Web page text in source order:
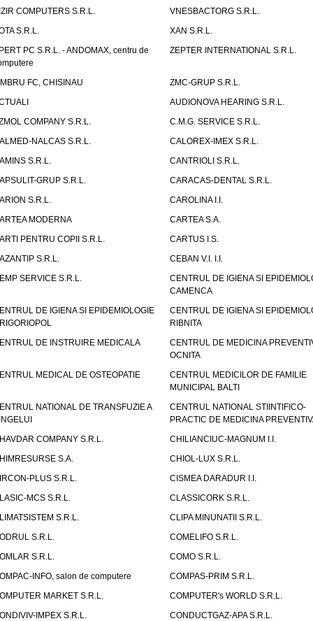
COMPUTERS S.R.L.
VNESBACTORG S.R.L.
S.R.L.
XAN S.R.L.
PC S.R.L. - ANDOMAX, centru de
ZEPTER INTERNATIONAL S.R.L.
FC, CHISINAU
ZMC-GRUP S.R.L.
AUDIONOVA HEARING S.R.L.
COMPANY S.R.L.
C.M.G. SERVICE S.R.L.
NALCAS S.R.L.
CALOREX-IMEX S.R.L.
S.R.L.
CANTRIOLI S.R.L.
GRUP S.R.L.
CARACAS-DENTAL S.R.L.
S.R.L.
CAROLINA I.I.
MODERNA
CARTEA S.A.
PENTRU COPII S.R.L.
CARTUS I.S.
S.R.L.
CEBAN V.I. I.I.
SERVICE S.R.L.
CENTRUL DE IGIENA SI
CAMENCA
DE IGIENA SI EPIDEMIOLOGIE
CENTRUL DE IGIENA SI
RIBNITA
DE INSTRUIRE MEDICALA
CENTRUL DE MEDICINA
OCNITA
MEDICAL DE OSTEOPATIE
CENTRUL MEDICILOR DE FAMILIE
MUNICIPAL BALTI
NATIONAL DE TRANSFUZIE A
CENTRUL NATIONAL STIINTIFICO-
PRACTIC DE MEDICINA
COMPANY S.R.L.
CHILIANCIUC-MAGNUM I.I.
S.A.
CHIOL-LUX S.R.L.
PLUS S.R.L.
CISMEA DARADUR I.I.
MCS S.R.L.
CLASSICORK S.R.L.
S.R.L.
CLIPA MINUNATII S.R.L.
S.R.L.
COMELIFO S.R.L.
S.R.L.
COMO S.R.L.
INFO, salon de computere
COMPAS-PRIM S.R.L.
MARKET S.R.L.
COMPUTER's WORLD S.R.L.
IMPEX S.R.L.
CONDUCTGAZ-APA S.R.L.